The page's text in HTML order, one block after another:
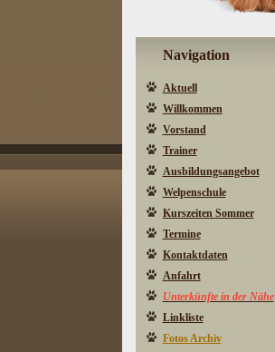
Navigation
Aktuell
Willkommen
Vorstand
Trainer
Ausbildungsangebot
Welpenschule
Kurszeiten Sommer
Termine
Kontaktdaten
Anfahrt
Unterkünfte in der Nähe
Linkliste
Fotos Archiv